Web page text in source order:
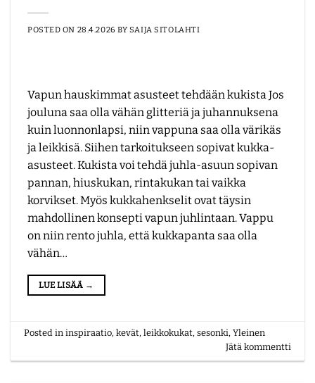
POSTED ON 28.4.2026 BY SAIJA SITOLAHTI
Vapun hauskimmat asusteet tehdään kukista Jos
jouluna saa olla vähän glitteriä ja juhannuksena
kuin luonnonlapsi, niin vappuna saa olla värikäs
ja leikkisä. Siihen tarkoitukseen sopivat kukka-
asusteet. Kukista voi tehdä juhla-asuun sopivan
pannan, hiuskukan, rintakukan tai vaikka
korvikset. Myös kukkahenkselit ovat täysin
mahdollinen konsepti vapun juhlintaan. Vappu
on niin rento juhla, että kukkapanta saa olla
vähän…
LUE LISÄÄ →
Posted ininspiraatio,kevät,leikkokukat,sesonki,Yleinen
Jätä kommentti